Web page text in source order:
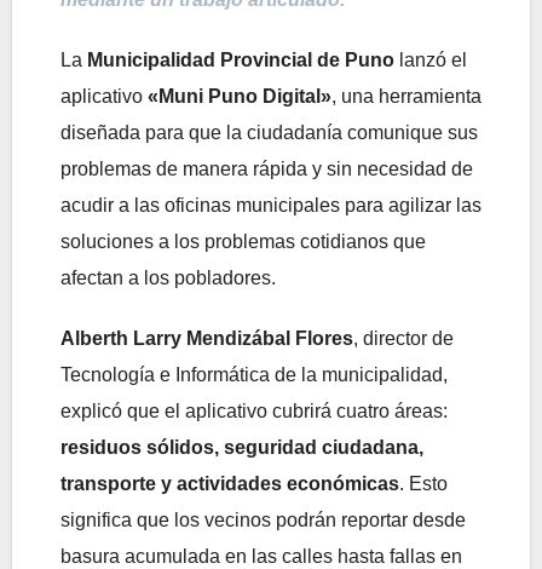
La Municipalidad Provincial de Puno lanzó el
aplicativo «Muni Puno Digital», una herramienta
diseñada para que la ciudadanía comunique sus
problemas de manera rápida y sin necesidad de
acudir a las oficinas municipales para agilizar las
soluciones a los problemas cotidianos que
afectan a los pobladores.
Alberth Larry Mendizábal Flores, director de
Tecnología e Informática de la municipalidad,
explicó que el aplicativo cubrirá cuatro áreas:
residuos sólidos, seguridad ciudadana,
transporte y actividades económicas. Esto
significa que los vecinos podrán reportar desde
basura acumulada en las calles hasta fallas en